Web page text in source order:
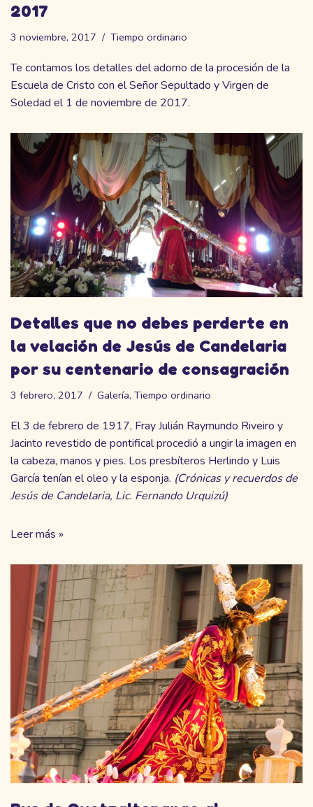
2017
3 noviembre, 2017 Tiempo ordinario
Te contamos los detalles del adorno de la procesión de la
Escuela de Cristo con el Señor Sepultado y Virgen de
Soledad el 1 de noviembre de 2017.
Detalles que no debes perderte en
la velación de Jesús de Candelaria
por su centenario de consagración
3 febrero, 2017 Galería, Tiempo ordinario
El 3 de febrero de 1917, Fray Julián Raymundo Riveiro y
Jacinto revestido de pontifical procedió a ungir la imagen en
la cabeza, manos y pies. Los presbíteros Herlindo y Luis
García tenían el oleo y la esponja. (Crónicas y recuerdos de
Jesús de Candelaria, Lic. Fernando Urquizú)
Leer más »